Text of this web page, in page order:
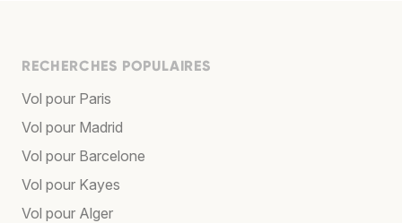
RECHERCHES POPULAIRES
Vol pour Paris
Vol pour Madrid
Vol pour Barcelone
Vol pour Kayes
Vol pour Alger